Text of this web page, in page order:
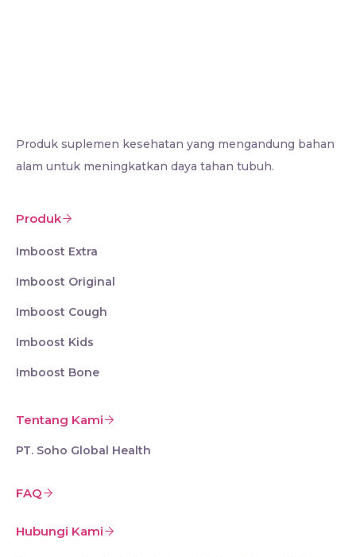
Produk suplemen kesehatan yang mengandung bahan
alam untuk meningkatkan daya tahan tubuh.
Produk
Imboost Extra
Imboost Original
Imboost Cough
Imboost Kids
Imboost Bone
Tentang Kami
PT. Soho Global Health
FAQ
Hubungi Kami